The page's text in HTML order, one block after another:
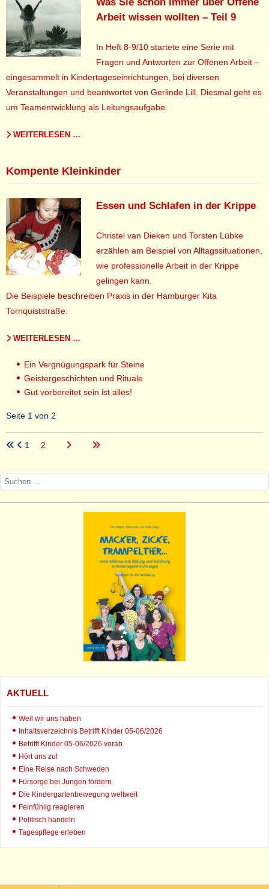
Arbeit wissen wollten – Teil 9
In Heft 8-9/10 startete eine Serie mit
Fragen und Antworten zur Offenen Arbeit –
eingesammelt in Kindertageseinrichtungen, bei diversen
Veranstaltungen und beantwortet von Gerlinde Lill. Diesmal geht es
um Teamentwicklung als Leitungsaufgabe.
WEITERLESEN …
Kompente Kleinkinder
Essen und Schlafen in der Krippe
Christel van Dieken und Torsten Lübke
erzählen am Beispiel von Alltagssituationen,
wie professionelle Arbeit in der Krippe
gelingen kann.
Die Beispiele beschreiben Praxis in der Hamburger Kita
Tornquiststraße.
WEITERLESEN …
Ein Vergnügungspark für Steine
Geistergeschichten und Rituale
Gut vorbereitet sein ist alles!
Seite 1 von 2
1 2
AKTUELL
Weil wir uns haben
Inhaltsverzeichnis Betrifft Kinder 05-06/2026
Betrifft Kinder 05-06/2026 vorab
Hört uns zu!
Eine Reise nach Schweden
Fürsorge bei Jungen fördern
Die Kindergartenbewegung weltweit
Feinfühlig reagieren
Politisch handeln
Tagespflege erleben